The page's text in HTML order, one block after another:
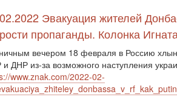
Эвакуация жителей
пропаганды. Колонка
вечером 18 февраля в Россию
ДНР из-за возможного наступления
www.znak.com/2022-02-